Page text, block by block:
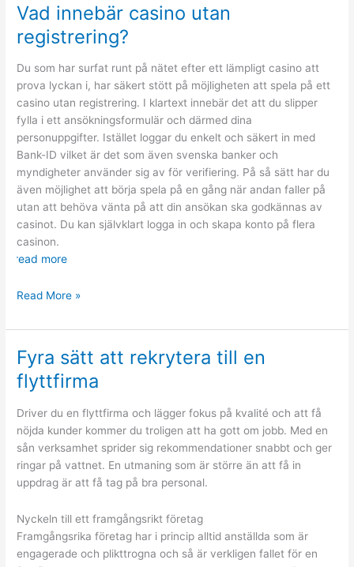
Vad innebär casino utan
registrering?
Du som har surfat runt på nätet efter ett lämpligt casino att
prova lyckan i, har säkert stött på möjligheten att spela på ett
casino utan registrering. I klartext innebär det att du slipper
fylla i ett ansökningsformulär och därmed dina
personuppgifter. Istället loggar du enkelt och säkert in med
Bank-ID vilket är det som även svenska banker och
myndigheter använder sig av för verifiering. På så sätt har du
även möjlighet att börja spela på en gång när andan faller på
utan att behöva vänta på att din ansökan ska godkännas av
casinot. Du kan självklart logga in och skapa konto på flera
casinon.
read more
Vad
casino
utan
registrering?
Read More »
Fyra sätt att rekrytera till en
flyttfirma
Driver du en flyttfirma och lägger fokus på kvalité och att få
nöjda kunder kommer du troligen att ha gott om jobb. Med en
sån verksamhet sprider sig rekommendationer snabbt och ger
ringar på vattnet. En utmaning som är större än att få in
uppdrag är att få tag på bra personal.
Nyckeln till ett framgångsrikt företag
Framgångsrika företag har i princip alltid anställda som är
engagerade och plikttrogna och så är verkligen fallet för en